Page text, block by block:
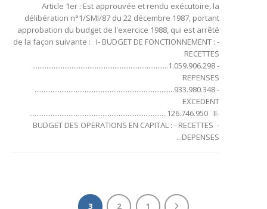
Article 1er : Est approuvée et rendu exécutoire, la
délibération n°1/SMI/87 du 22 décembre 1987, portant
approbation du budget de l'exercice 1988, qui est arrêté
de la façon suivante : I- BUDGET DE FONCTIONNEMENT : -
RECETTES
............................................................................1.059.906.298 -
REPENSES
..............................................................................933.980.348 -
EXCEDENT
.............................................................................126.746.950 II-
BUDGET DES OPERATIONS EN CAPITAL : - RECETTES -
DEPENSES...
1
2
3